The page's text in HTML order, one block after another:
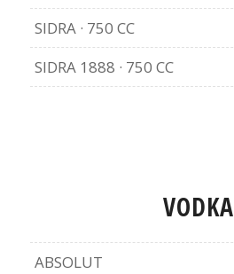
SIDRA · 750 CC
SIDRA 1888 · 750 CC
VODKA
ABSOLUT